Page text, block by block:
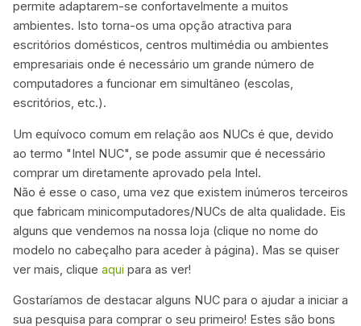
permite adaptarem-se confortavelmente a muitos
ambientes. Isto torna-os uma opção atractiva para
escritórios domésticos, centros multimédia ou ambientes
empresariais onde é necessário um grande número de
computadores a funcionar em simultâneo (escolas,
escritórios, etc.).
Um equívoco comum em relação aos NUCs é que, devido
ao termo "Intel NUC", se pode assumir que é necessário
comprar um diretamente aprovado pela Intel.
Não é esse o caso, uma vez que existem inúmeros terceiros
que fabricam minicomputadores/NUCs de alta qualidade. Eis
alguns que vendemos na nossa loja (clique no nome do
modelo no cabeçalho para aceder à página). Mas se quiser
ver mais, clique aqui para as ver!
Gostaríamos de destacar alguns NUC para o ajudar a iniciar a
sua pesquisa para comprar o seu primeiro! Estes são bons